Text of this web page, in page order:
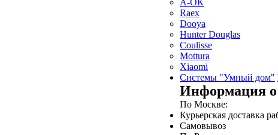
А-ОК
Raex
Dooya
Hunter Douglas
Coulisse
Mottura
Xiaomi
Системы "Умный дом"
Информация о
По Москве:
Курьерская доставка
Самовывоз